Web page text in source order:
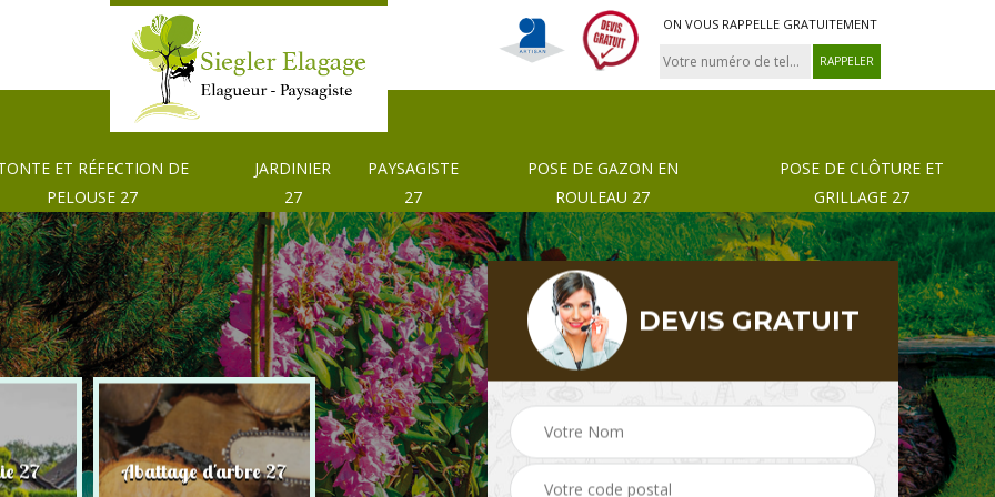
ON VOUS RAPPELLE GRATUITEMENT
ET RÉFECTION DE
PELOUSE 27
JARDINIER
27
PAYSAGISTE
27
POSE DE GAZON EN
ROULEAU 27
POSE DE CLÔTURE ET
GRILLAGE 27
27 Abattage d'arbre 27 Tonte et réfection de
pelouse 27 Paysagiste 27 Pose de gazon en
rouleau 27
DEVIS GRATUIT